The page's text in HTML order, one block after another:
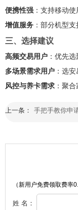
便携性强 ：支持移动
增值服务 ：部分机型
三、选择建议
高频交易用户 ：优先
多场景需求用户 ：选
风控与养卡需求 ：聚
上一条：
（新用户免费领取费率
姓 名：